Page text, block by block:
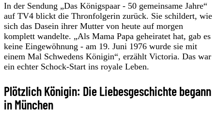
In der Sendung „Das Königspaar - 50 gemeinsame Jahre“
auf TV4 blickt die Thronfolgerin zurück. Sie schildert, wie
sich das Dasein ihrer Mutter von heute auf morgen
komplett wandelte. „Als Mama Papa geheiratet hat, gab es
keine Eingewöhnung - am 19. Juni 1976 wurde sie mit
einem Mal Schwedens Königin“, erzählt Victoria. Das war
ein echter Schock-Start ins royale Leben.
Plötzlich Königin: Die Liebesgeschichte begann
in München